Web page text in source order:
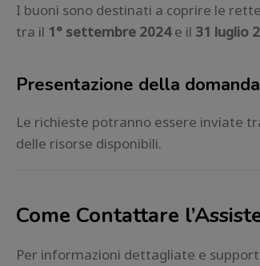
I buoni sono destinati a coprire le
tra il 1° settembre 2024e il 31 luglio
Presentazione della domanda
Le richieste potranno essere inviate
delle risorse disponibili.
Come Contattare
Per informazioni dettagliate e